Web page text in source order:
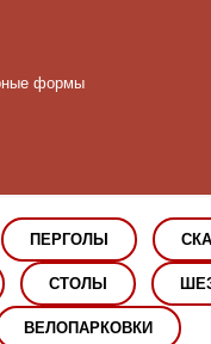
формы
ПЕРГОЛЫ
СТОЛЫ
ВЕЛОПАРКОВКИ